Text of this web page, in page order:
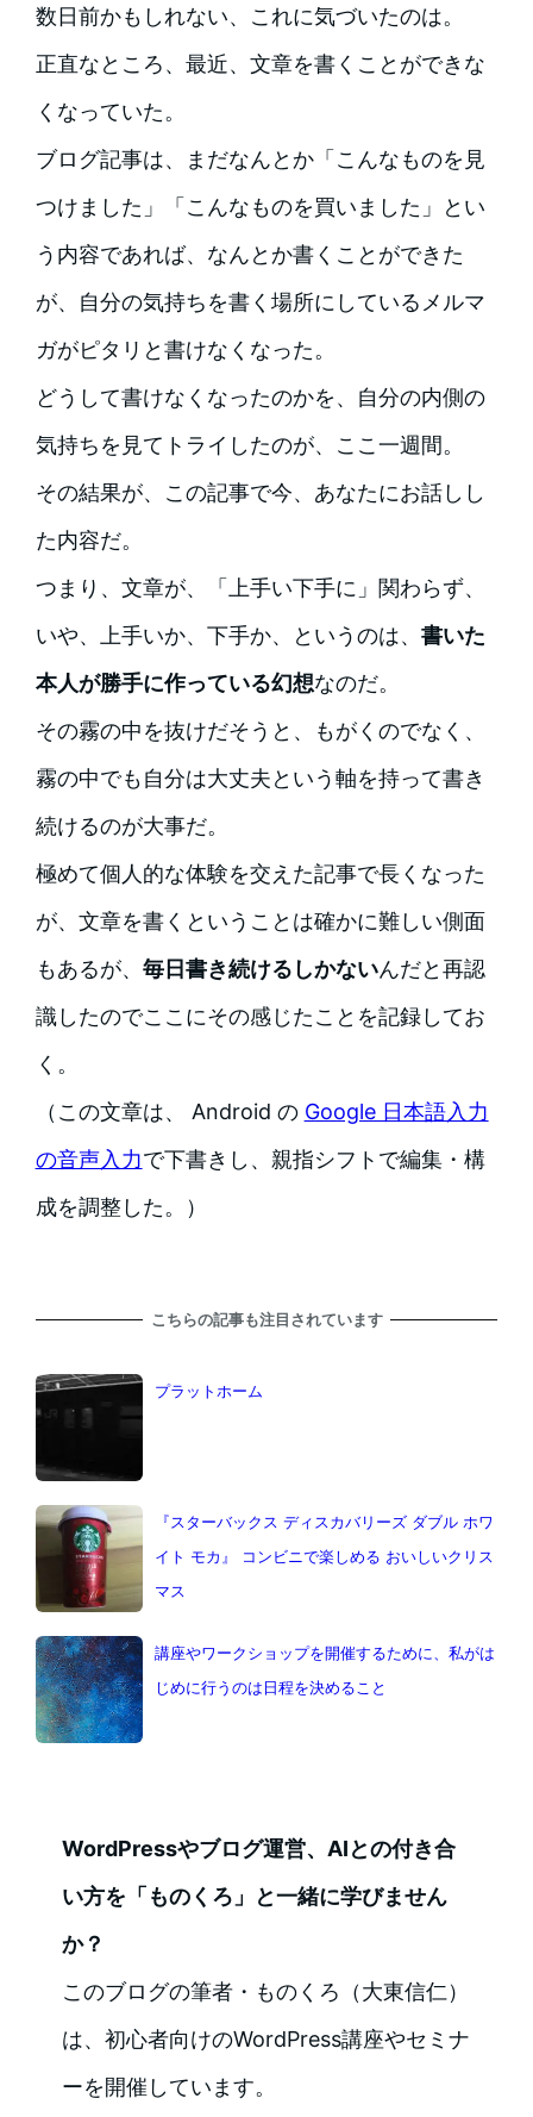
数日前かもしれない、これに気づいたのは。
正直なところ、最近、文章を書くことができな
くなっていた。
ブログ記事は、まだなんとか「こんなものを見
つけました」「こんなものを買いました」とい
う内容であれば、なんとか書くことができた
が、自分の気持ちを書く場所にしているメルマ
ガがピタリと書けなくなった。
どうして書けなくなったのかを、自分の内側の
気持ちを見てトライしたのが、ここ一週間。
その結果が、この記事で今、あなたにお話しし
た内容だ。
つまり、文章が、「上手い下手に」関わらず、
いや、上手いか、下手か、というのは、 書いた
本人が勝手に作っている幻想なのだ。
その霧の中を抜けだそうと、もがくのでなく、
霧の中でも自分は大丈夫という軸を持って書き
続けるのが大事だ。
極めて個人的な体験を交えた記事で長くなった
が、文章を書くということは確かに難しい側面
もあるが、 毎日書き続けるしかないんだと再認
識したのでここにその感じたことを記録してお
く。
（この文章は、 Android の Google 日本語入力
の音声入力で下書きし、親指シフトで編集・構
成を調整した。）
こちらの記事も注目されています
プラットホーム
『スターバックス ディスカバリーズ ダブル ホワ
イト モカ』 コンビニで楽しめる おいしいクリス
マス
講座やワークショップを開催するために、私がは
じめに行うのは日程を決めること
WordPressやブログ運営、AIとの付き合
い方を「ものくろ」と一緒に学びません
か？
このブログの筆者・ものくろ（大東信仁）
は、初心者向けのWordPress講座やセミナ
ーを開催しています。